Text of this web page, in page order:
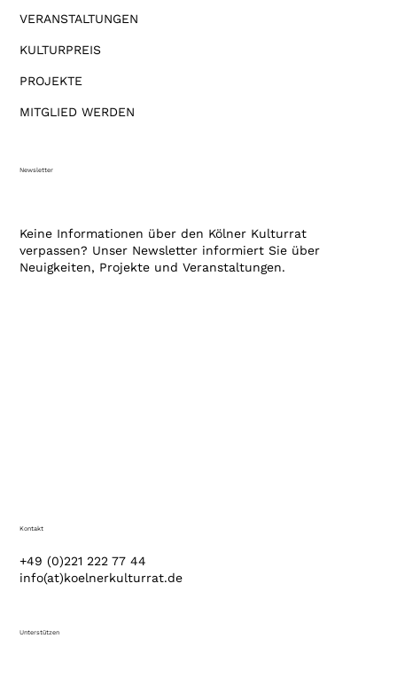
VERANSTALTUNGEN
KULTURPREIS
PROJEKTE
MITGLIED WERDEN
Newsletter
Keine Informationen über den Kölner Kulturrat
verpassen? Unser Newsletter informiert Sie über
Neuigkeiten, Projekte und Veranstaltungen.
+49 (0)221 222 77 44
info(at)koelnerkulturrat.de
Kontakt
Unterstützen